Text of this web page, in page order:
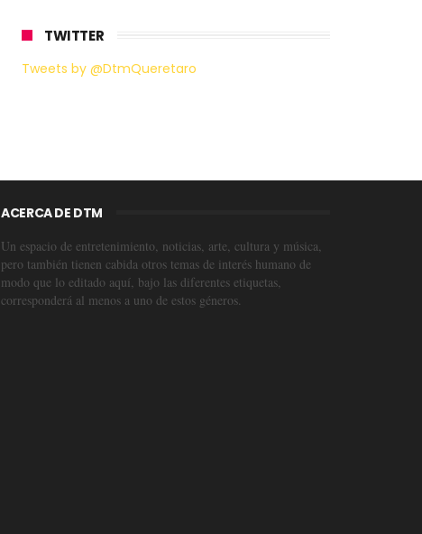
TWITTER
Tweets by @DtmQueretaro
ACERCA DE DTM
Un espacio de entretenimiento, noticias, arte, cultura y música,
pero también tienen cabida otros temas de interés humano de
modo que lo editado aquí, bajo las diferentes etiquetas,
corresponderá al menos a uno de estos géneros.